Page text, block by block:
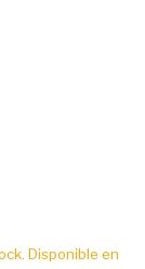
Disponible en